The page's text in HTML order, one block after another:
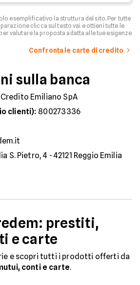
esemplificativo la struttura del sito. Per tutte
clicca sul tasto vai e ottieni tutte le
valutare la proposta adatta alle tue esigenze
Confronta le carte di credito
sulla banca
Credito Emiliano SpA
clienti): 800273336
S. Pietro, 4 - 42121 Reggio Emilia
prestiti,
e carte
e scopri tutti i prodotti offerti da
conti e carte.